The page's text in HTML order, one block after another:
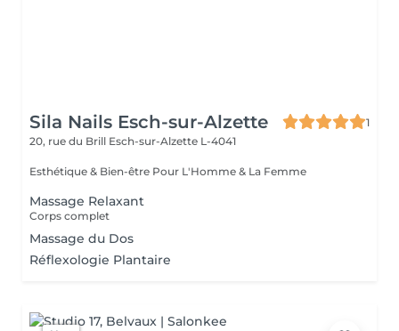
Sila Nails Esch-sur-Alzette
1
20, rue du Brill Esch-sur-Alzette L-4041
Esthétique & Bien-être Pour L'Homme & La Femme
Massage Relaxant
Corps complet
Massage du Dos
Réflexologie Plantaire